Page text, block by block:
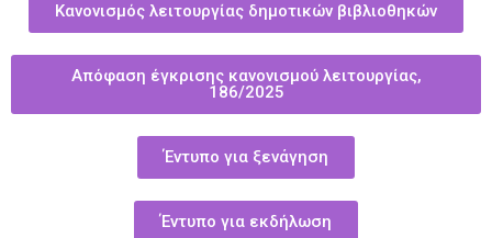
Κανονισμός λειτουργίας δημοτικών βιβλιοθηκών
Απόφαση έγκρισης κανονισμού λειτουργίας,
186/2025
Έντυπο για ξενάγηση
Έντυπο για εκδήλωση